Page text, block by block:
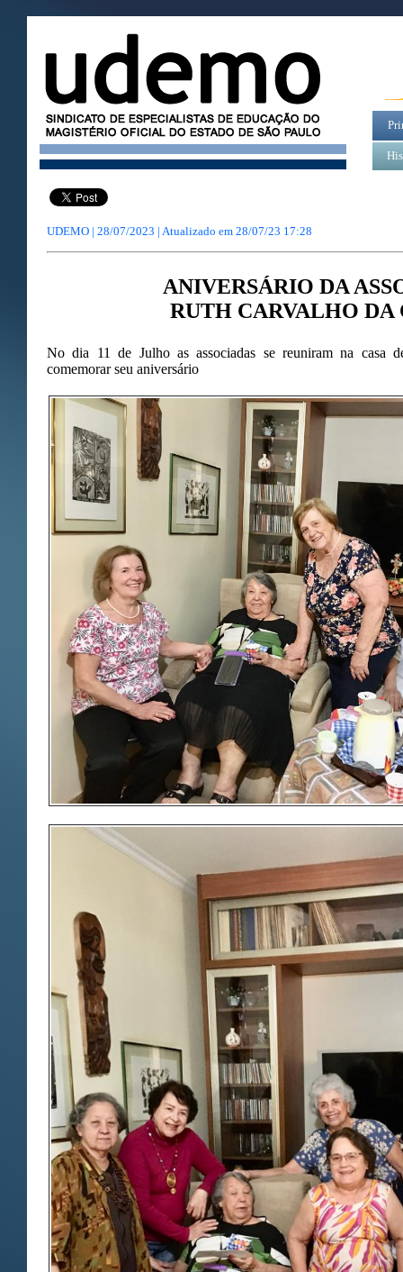
UDEMO | 28/07/2023 | Atualizado em 28/07/23 17:28
ANIVERSÁRIO DA
RUTH CARVALHO DA
No dia 11 de Julho as associadas se reuniram na casa
comemorar seu aniversário